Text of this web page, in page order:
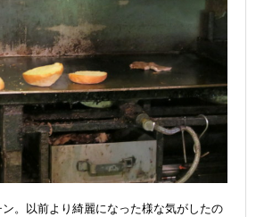
。以前より綺麗になった様な気がしたの